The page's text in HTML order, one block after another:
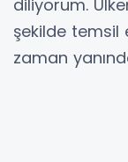
diliyorum.
şekilde temsil
zaman